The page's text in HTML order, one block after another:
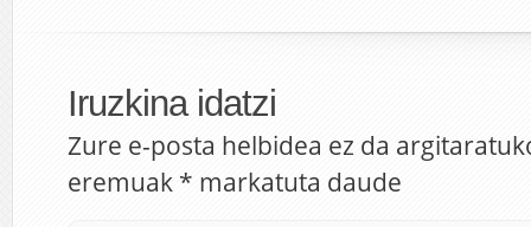
Iruzkina idatzi
Zure e-posta helbidea ez da
eremuak * markatuta daude